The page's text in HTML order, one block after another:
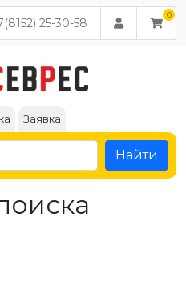
25-30-58
Заявка
Найти